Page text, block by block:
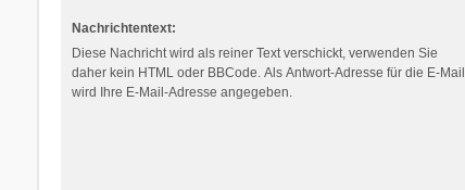
Nachrichtentext:
Diese Nachricht wird als reiner Text verschickt, verwenden Sie
daher kein HTML oder BBCode. Als Antwort-Adresse für die E-Mail
wird Ihre E-Mail-Adresse angegeben.